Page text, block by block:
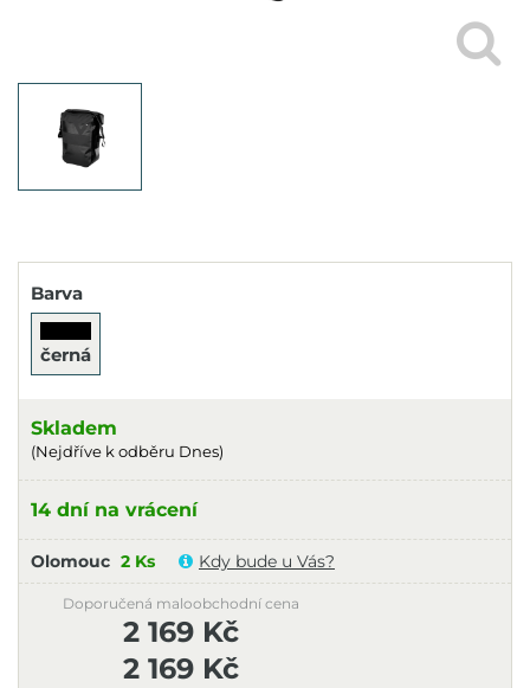
Barva
černá
Skladem
(Nejdříve k odběru Dnes)
14 dní na vrácení
Olomouc 2 Ks Kdy bude u Vás?
2 169 Kč
Doporučená maloobchodní cena
2 169 Kč